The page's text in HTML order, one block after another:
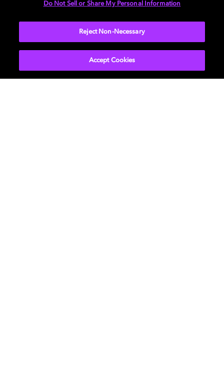
더 알아보기
Do Not Sell or Share My Personal Information
Reject Non-Necessary
Accept Cookies